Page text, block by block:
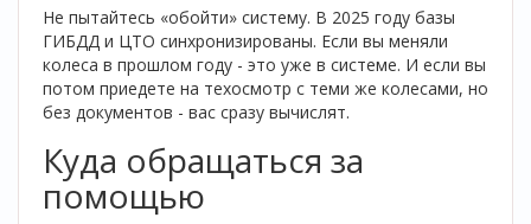
Не пытайтесь «обойти» систему. В 2025 году базы
ГИБДД и ЦТО синхронизированы. Если вы меняли
колеса в прошлом году - это уже в системе. И если вы
потом приедете на техосмотр с теми же колесами, но
без документов - вас сразу вычислят.
Куда обращаться за
помощью